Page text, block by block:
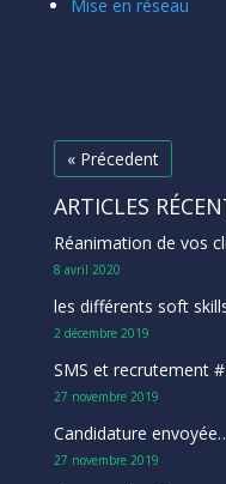
Mise en réseau
« Précedent
ARTICLES
Réanimation de vos
8 avril 2020
les différents soft
2 décembre 2019
SMS et recrutement
27 novembre 2019
Candidature
27 novembre 2019